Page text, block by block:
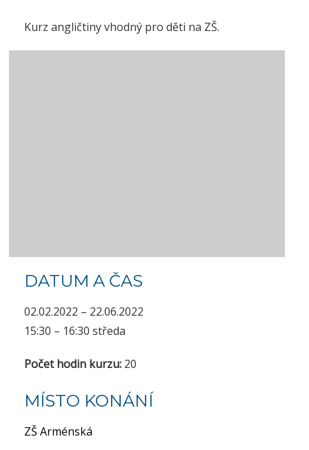
Kurz angličtiny vhodný pro děti na ZŠ.
DATUM A ČAS
02.02.2022 – 22.06.2022
15:30 – 16:30 středa
Počet hodin kurzu: 20
MÍSTO KONÁNÍ
ZŠ Arménská